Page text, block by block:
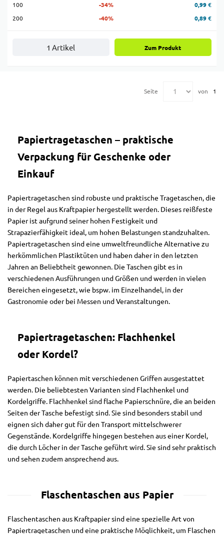
100
-34%
0,99 €
200
-40% 0,89 €
1 Artikel Zum Produkt
Seite von 1
Papiertragetaschen – praktische
Verpackung für Geschenke oder
Einkauf
Papiertragetaschen sind robuste und praktische Tragetaschen, die
in der Regel aus Kraftpapier hergestellt werden. Dieses reißfeste
Papier ist aufgrund seiner hohen Festigkeit und
Strapazierfähigkeit ideal, um hohen Belastungen standzuhalten.
Papiertragetaschen sind eine umweltfreundliche Alternative zu
herkömmlichen Plastiktüten und haben daher in den letzten
Jahren an Beliebtheit gewonnen. Die Taschen gibt es in
verschiedenen Ausführungen und Größen und werden in vielen
Bereichen eingesetzt, wie bspw. im Einzelhandel, in der
Gastronomie oder bei Messen und Veranstaltungen.
Papiertragetaschen: Flachhenkel
oder Kordel?
Papiertaschen können mit verschiedenen Griffen ausgestattet
werden. Die beliebtesten Varianten sind Flachhenkel und
Kordelgriffe. Flachhenkel sind flache Papierschnüre, die an beiden
Seiten der Tasche befestigt sind. Sie sind besonders stabil und
eignen sich daher gut für den Transport mittelschwerer
Gegenstände. Kordelgriffe hingegen bestehen aus einer Kordel,
die durch Löcher in der Tasche geführt wird. Sie sind sehr praktisch
und sehen zudem ansprechend aus.
Flaschentaschen aus Papier
Flaschentaschen aus Kraftpapier sind eine spezielle Art von
Papiertragetaschen und eine praktische Möglichkeit, um Flaschen